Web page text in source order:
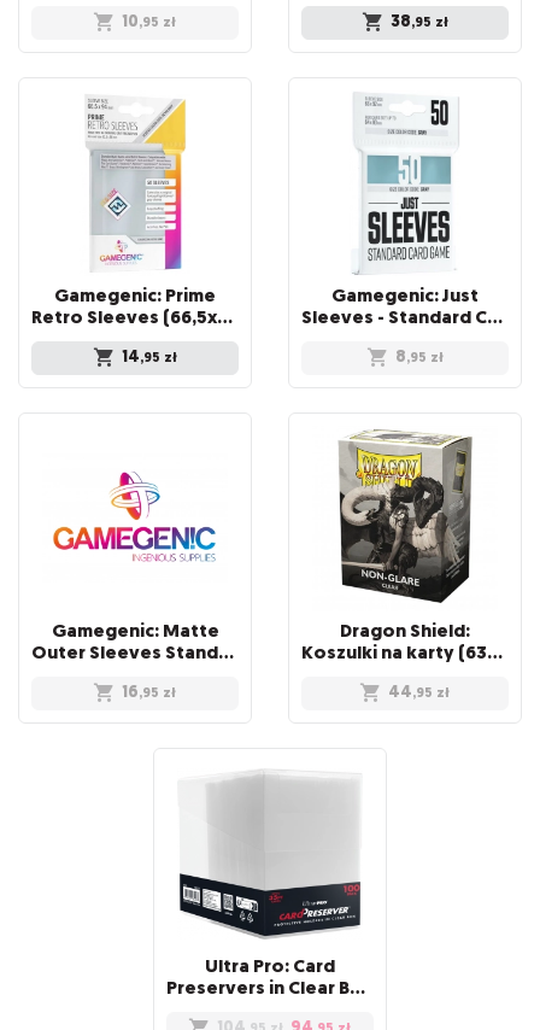
10,95 zł 38,95 zł
Gamegenic: Prime
Retro Sleeves (66,5x94 mm) 50 sztuk, Clear
14,95 zł
Gamegenic: Just
Sleeves - Standard Card Game Sleeves (66x91 mm), 50 sztuk
8,95 zł
Gamegenic: Matte
Outer Sleeves Standard (66x91 mm), 50 sztuk
16,95 zł
Dragon Shield:
Koszulki na karty (63x88 mm) "Standard Size" Non-Glare, 100 sztuk, Clear
44,95 zł
Ultra Pro: Card
Preservers in Clear Box (100)